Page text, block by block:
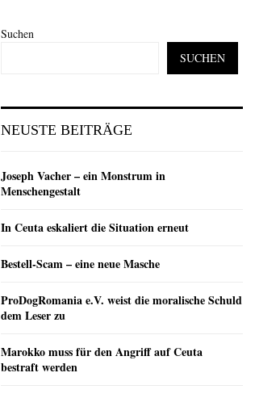
Suchen
SUCHEN
NEUSTE BEITRÄGE
Joseph Vacher – ein Monstrum in
Menschengestalt
In Ceuta eskaliert die Situation erneut
Bestell-Scam – eine neue Masche
ProDogRomania e.V. weist die moralische Schuld
dem Leser zu
Marokko muss für den Angriff auf Ceuta
bestraft werden